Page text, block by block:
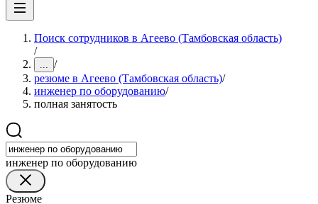
Поиск сотрудников в Агеево (Тамбовская область)
/
... /
резюме в Агеево (Тамбовская область)/
инженер по оборудованию/
полная занятость
инженер по оборудованию
Резюме